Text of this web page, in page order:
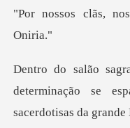
"P
determinação se
sa